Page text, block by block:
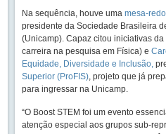
Na sequência, houve uma mesa-
presidente da Sociedade Brasileira
(Unicamp). Capaz citou iniciativas
carreira na pesquisa em Física) e
Equidade, Diversidade e Inclusão,
Superior (ProFIS), projeto que já
para ingressar na Unicamp.
“O Boost STEM foi um evento
atenção especial aos grupos sub-